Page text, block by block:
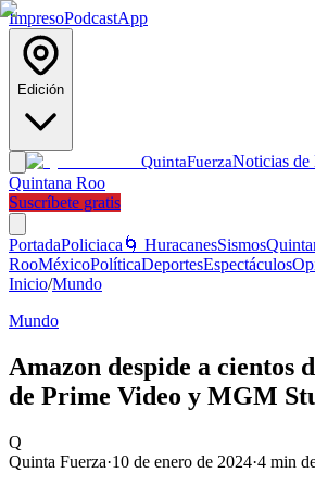
ImpresoPodcastApp
Edición
QuintaFuerzaNoticias de
Quintana Roo
Suscríbete gratis
PortadaPoliciaca 🌀 HuracanesSismos
RooMéxicoPolíticaDeportesEspectáculos
Inicio/Mundo
Mundo
Amazon despide a cientos
de Prime Video y MGM
Q
Quinta Fuerza·10 de enero de 2024·4 min